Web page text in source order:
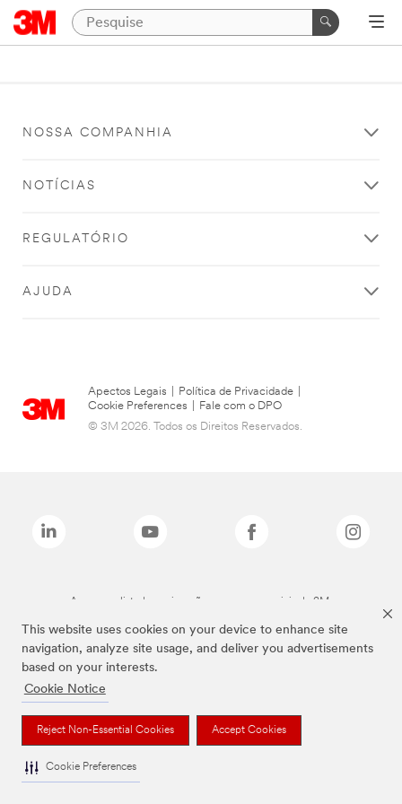
This website uses cookies on your device to enhance site
navigation, analyze site usage, and deliver you advertisements
based on your interests.
Cookie Notice
Reject Non-Essential Cookies Accept Cookies
Cookie Preferences
NOSSA COMPANHIA
NOTÍCIAS
REGULATÓRIO
AJUDA
Apectos Legais Política de Privacidade
Cookie Preferences
Fale com o DPO
© 3M 2026. Todos os Direitos Reservados.
As marcas listadas a cima são marcas comerciais da 3M.